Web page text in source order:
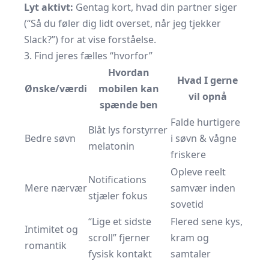
Lyt aktivt: Gentag kort, hvad din partner siger
(“Så du føler dig lidt overset, når jeg tjekker
Slack?”) for at vise forståelse.
3. Find jeres fælles “hvorfor”
Ønske/værdi
Hvordan
mobilen kan
spænde ben
Hvad I gerne
vil opnå
Bedre søvn
Blåt lys forstyrrer
melatonin
Falde hurtigere
i søvn & vågne
friskere
Mere nærvær
Notifications
stjæler fokus
Opleve reelt
samvær inden
sovetid
Intimitet og
romantik
“Lige et sidste
scroll” fjerner
fysisk kontakt
Flered sene kys,
kram og
samtaler